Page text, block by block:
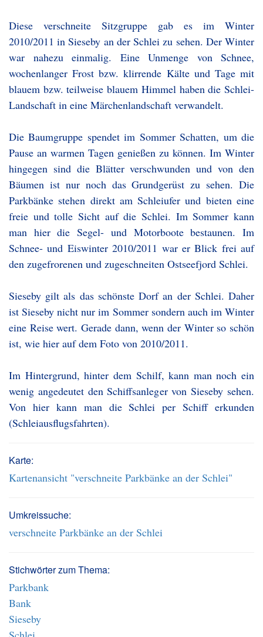
Diese verschneite Sitzgruppe gab es im Winter
2010/2011 in Sieseby an der Schlei zu sehen. Der Winter
war nahezu einmalig. Eine Unmenge von Schnee,
wochenlanger Frost bzw. klirrende Kälte und Tage mit
blauem bzw. teilweise blauem Himmel haben die Schlei-
Landschaft in eine Märchenlandschaft verwandelt.
Die Baumgruppe spendet im Sommer Schatten, um die
Pause an warmen Tagen genießen zu können. Im Winter
hingegen sind die Blätter verschwunden und von den
Bäumen ist nur noch das Grundgerüst zu sehen. Die
Parkbänke stehen direkt am Schleiufer und bieten eine
freie und tolle Sicht auf die Schlei. Im Sommer kann
man hier die Segel- und Motorboote bestaunen. Im
Schnee- und Eiswinter 2010/2011 war er Blick frei auf
den zugefrorenen und zugeschneiten Ostseefjord Schlei.
Sieseby gilt als das schönste Dorf an der Schlei. Daher
ist Sieseby nicht nur im Sommer sondern auch im Winter
eine Reise wert. Gerade dann, wenn der Winter so schön
ist, wie hier auf dem Foto von 2010/2011.
Im Hintergrund, hinter dem Schilf, kann man noch ein
wenig angedeutet den Schiffsanleger von Sieseby sehen.
Von hier kann man die Schlei per Schiff erkunden
(Schleiausflugsfahrten).
Karte:
Kartenansicht "verschneite Parkbänke an der Schlei"
Umkreissuche:
verschneite Parkbänke an der Schlei
Stichwörter zum Thema:
Parkbank
Bank
Sieseby